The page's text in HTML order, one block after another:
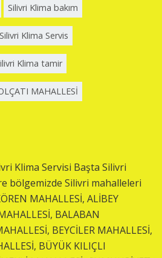
Silivri Klima bakım
Silivri Klima Servis
Klima tamir
MAHALLESİ
Klima Servisi Başta Silivri
bölgemizde Silivri mahalleleri
MAHALLESİ, ALİBEY
BALABAN
BEYCİLER MAHALLESİ,
BÜYÜK KILIÇLI